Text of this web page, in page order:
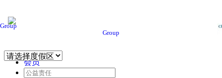
会员
Group
Group